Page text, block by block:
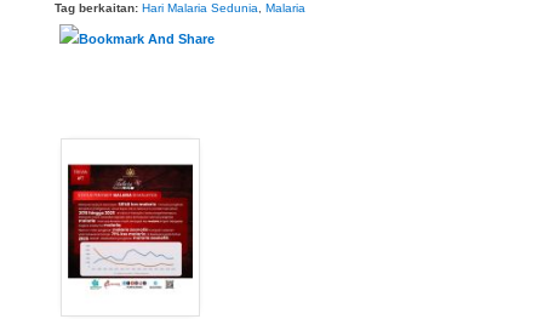
Tag berkaitan: Hari Malaria Sedunia, Malaria